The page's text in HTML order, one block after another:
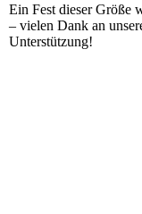
Ein Fest dieser Größe
– vielen Dank an
Unterstützung!